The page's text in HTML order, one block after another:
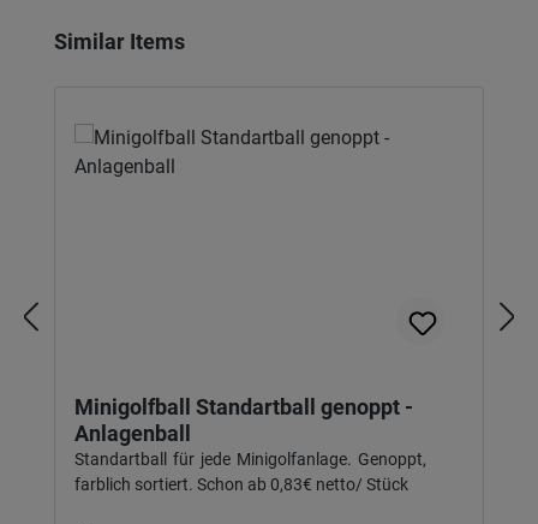
Produktgalerie überspringen
Similar Items
Minigolfball Standartball genoppt -
Anlagenball
Standartball für jede Minigolfanlage. Genoppt,
farblich sortiert. Schon ab 0,83€ netto/ Stück